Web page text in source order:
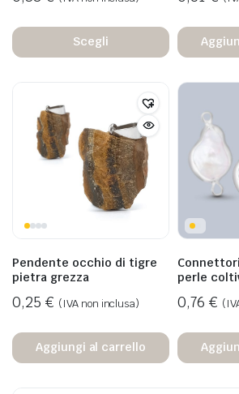
Scegli
Pendente occhio di tigre
pietra grezza
0,25 € (IVA non inclusa)
Aggiungi al carrello
perle
0,76 €